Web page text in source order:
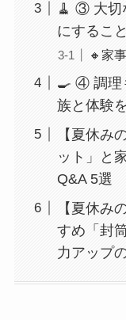
🧹 ③ 大切
にすること
🔸家
🍳 ④ 調理
族と体験を
【夏休み
ット」と
Q&A 5選
【夏休み
すめ「封
力アップ